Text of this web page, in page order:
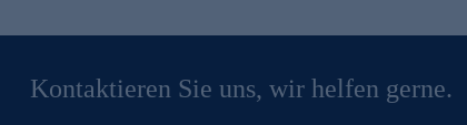
Kontaktieren Sie uns, wir helfen gerne.